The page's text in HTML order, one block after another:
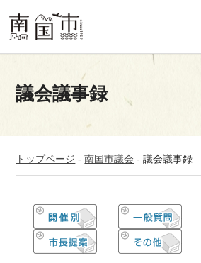
議会議事録
トップページ -南国市議会 -議会議事録